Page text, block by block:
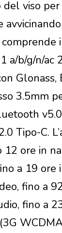
del viso
a/b/g/n/ac
Glonass,
3.5mm
Tipo-C.
12 ore in
a 19 ore
fino a
fino a